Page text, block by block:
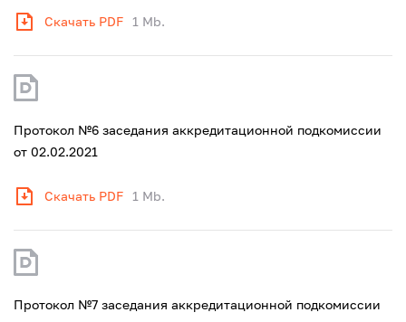
Скачать PDF 1 Mb.
Протокол №6 заседания аккредитационной подкомиссии
от 02.02.2021
Скачать PDF 1 Mb.
Протокол №7 заседания аккредитационной подкомиссии